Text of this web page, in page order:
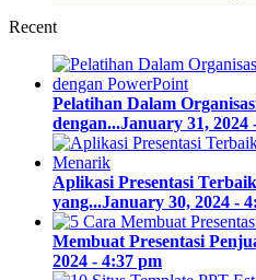
Recent
Pelatihan Dalam
dengan...January 31, 2024
Aplikasi Presentasi
yang...January 30, 2024 -
Membuat Presentasi
2024 - 4:37 pm